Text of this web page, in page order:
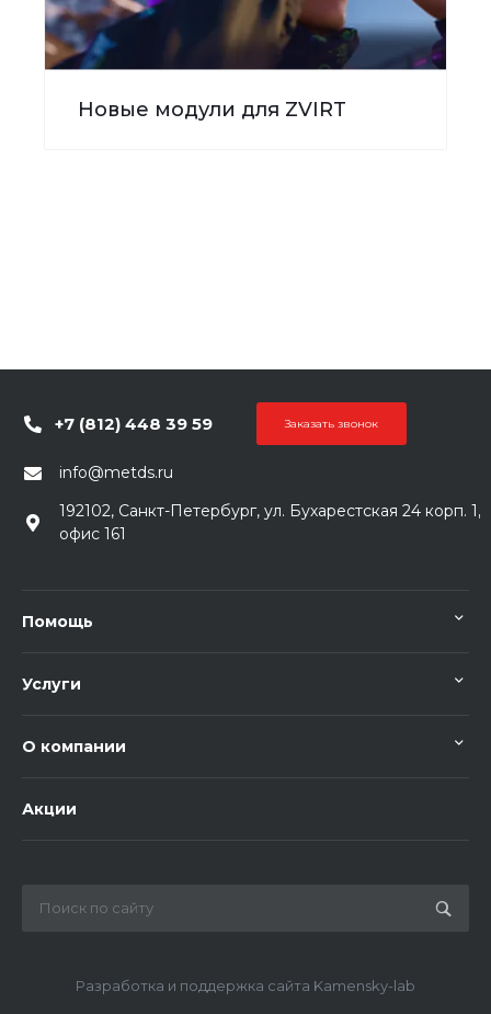
Новые модули для ZVIRT
+7 (812) 448 39 59 Заказать звонок
info@metds.ru
192102, Санкт-Петербург, ул. Бухарестская 24 корп. 1,
офис 161
Помощь
Услуги
О компании
Акции
Разработка и поддержка сайта Kamensky-lab